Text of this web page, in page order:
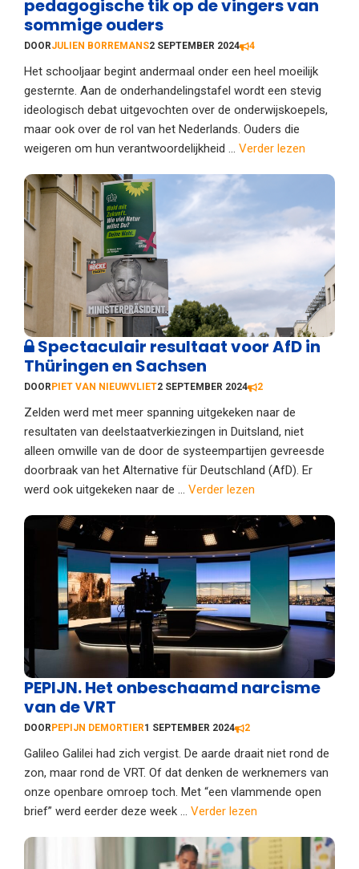
pedagogische tik op de vingers van
sommige ouders
DOORJULIEN BORREMANS2 SEPTEMBER 2024 4
Het schooljaar begint andermaal onder een heel moeilijk
gesternte. Aan de onderhandelingstafel wordt een stevig
ideologisch debat uitgevochten over de onderwijskoepels,
maar ook over de rol van het Nederlands. Ouders die
weigeren om hun verantwoordelijkheid ... Verder lezen
Spectaculair resultaat voor AfD in
Thüringen en Sachsen
DOOR PIET VAN NIEUWVLIET2 SEPTEMBER 2024 2
Zelden werd met meer spanning uitgekeken naar de
resultaten van deelstaatverkiezingen in Duitsland, niet
alleen omwille van de door de systeempartijen gevreesde
doorbraak van het Alternative für Deutschland (AfD). Er
werd ook uitgekeken naar de ... Verder lezen
PEPIJN. Het onbeschaamd narcisme
van de VRT
DOOR PEPIJN DEMORTIER1 SEPTEMBER 2024 2
Galileo Galilei had zich vergist. De aarde draait niet rond de
zon, maar rond de VRT. Of dat denken de werknemers van
onze openbare omroep toch. Met “een vlammende open
brief” werd eerder deze week ... Verder lezen